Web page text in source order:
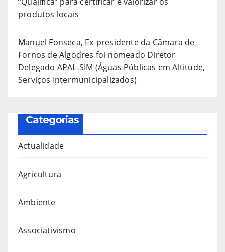
produtos locais
Manuel Fonseca, Ex-presidente da Câmara de
Fornos de Algodres foi nomeado Diretor
Delegado APAL-SIM (Águas Públicas em Altitude,
Serviços Intermunicipalizados)
Categorias
Actualidade
Agricultura
Ambiente
Associativismo